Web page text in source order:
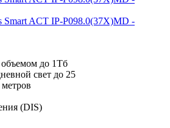
до 1Тб
свет до 25
(DIS)